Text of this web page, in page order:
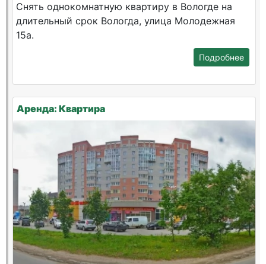
Снять однокомнатную квартиру в Вологде на
длительный срок Вологда, улица Молодежная
15а.
Подробнее
Аренда: Квартира